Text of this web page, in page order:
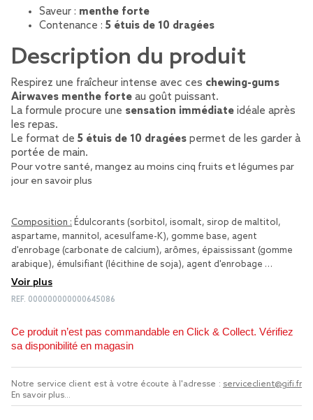
Saveur : menthe forte
Contenance : 5 étuis de 10 dragées
Description du produit
Respirez une fraîcheur intense avec ces chewing-gums
Airwaves menthe forte au goût puissant.
La formule procure une sensation immédiate idéale après
les repas.
Le format de 5 étuis de 10 dragées permet de les garder à
portée de main.
Pour votre santé, mangez au moins cinq fruits et légumes par
jour en savoir plus
Composition : Édulcorants (sorbitol, isomalt, sirop de maltitol,
aspartame, mannitol, acesulfame-K), gomme base, agent
d'enrobage (carbonate de calcium), arômes, épaississant (gomme
arabique), émulsifiant (lécithine de soja), agent d'enrobage …
Voir plus
REF. 000000000000645086
Ce produit n’est pas commandable en Click & Collect. Vérifiez
sa disponibilité en magasin
Notre service client est à votre écoute à l'adresse : serviceclient@gifi.fr
En savoir plus...